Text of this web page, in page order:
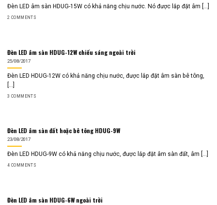
Đèn LED âm sàn HDUG-15W có khả năng chịu nước. Nó được lắp đặt âm [...]
2 COMMENTS
Đèn LED âm sàn HDUG-12W chiếu sáng ngoài trời
25/08/2017
Đèn LED HDUG-12W có khả năng chịu nước, được lắp đặt âm sàn bê tông,
3 COMMENTS
Đèn LED âm sàn đất hoặc bê tông HDUG-9W
23/08/2017
Đèn LED HDUG-9W có khả năng chịu nước, được lắp đặt âm sàn đất, âm [...]
4 COMMENTS
Đèn LED âm sàn HDUG-6W ngoài trời